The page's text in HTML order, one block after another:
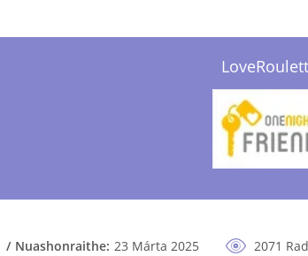
Nuashonraithe: 23 Márta 2025 2071